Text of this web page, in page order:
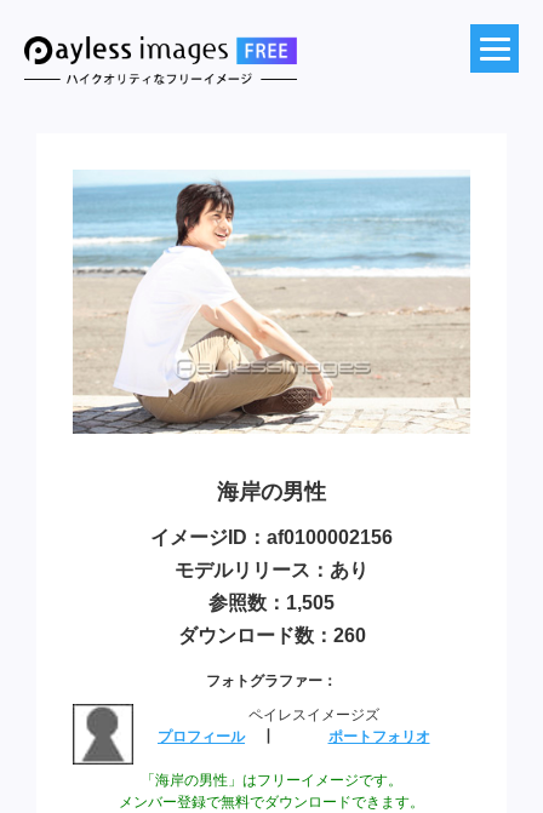
海岸の男性
イメージID：af0100002156
モデルリリース：あり
参照数：1,505
ダウンロード数：260
フォトグラファー：
ペイレスイメージズ
プロフィール
ポートフォリオ
「海岸の男性」はフリーイメージです。
メンバー登録で無料でダウンロードできます。